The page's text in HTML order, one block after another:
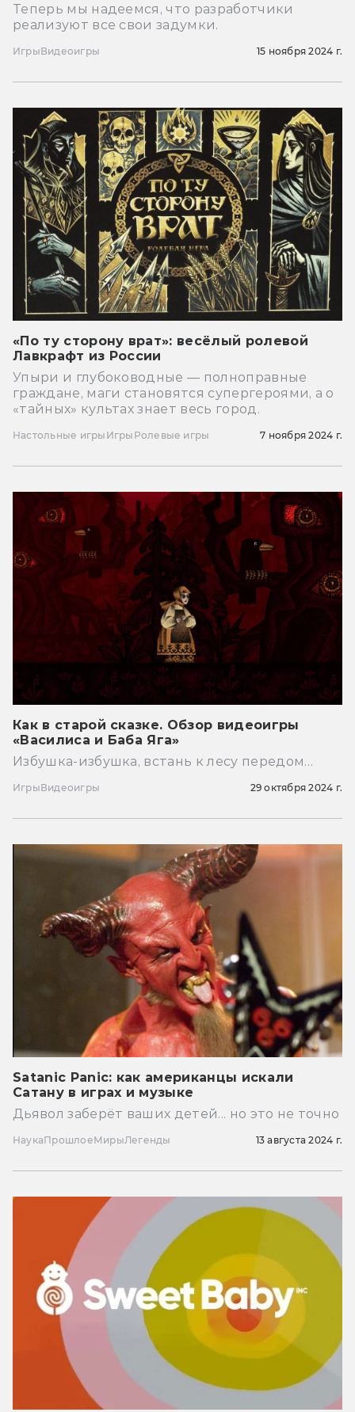
Теперь мы надеемся, что разработчики
реализуют все свои задумки.
ИгрыВидеоигры 15 ноября 2024 г.
«По ту сторону врат»: весёлый ролевой
Лавкрафт из России
Упыри и глубоководные — полноправные
граждане, маги становятся супергероями, а о
«тайных» культах знает весь город.
Настольные игры Игры Ролевые игры 7 ноября 2024 г.
Как в старой сказке. Обзор видеоигры
«Василиса и Баба Яга»
Избушка-избушка, встань к лесу передом…
ИгрыВидеоигры 29 октября 2024 г.
Satanic Panic: как американцы искали
Сатану в играх и музыке
Дьявол заберёт ваших детей... но это не точно
НаукаПрошлоеМирыЛегенды 13 августа 2024 г.